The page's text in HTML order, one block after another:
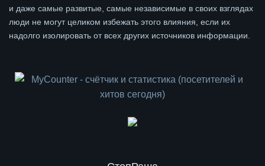
и даже самые развитые, самые независимые в своих взглядах
люди не могут целиком избежать этого влияния, если их
надолго изолировать от всех других источников информации.